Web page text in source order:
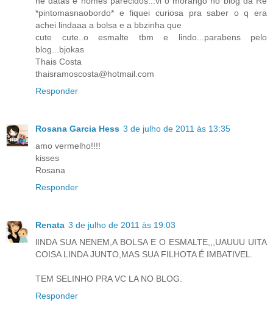
*pintomasnaobordo* e fiquei curiosa pra saber o q era
achei lindaaa a bolsa e a bbzinha que
cute cute..o esmalte tbm e lindo...parabens pelo
blog...bjokas
Thais Costa
thaisramoscosta@hotmail.com
Responder
Rosana Garcia Hess 3 de julho de 2011 às 13:35
amo vermelho!!!!
kisses
Rosana
Responder
Renata 3 de julho de 2011 às 19:03
lINDA SUA NENEM,A BOLSA E O ESMALTE,,,UAUUU UITA
COISA LINDA JUNTO,MAS SUA FILHOTA É IMBATIVEL.
TEM SELINHO PRA VC LA NO BLOG.
Responder